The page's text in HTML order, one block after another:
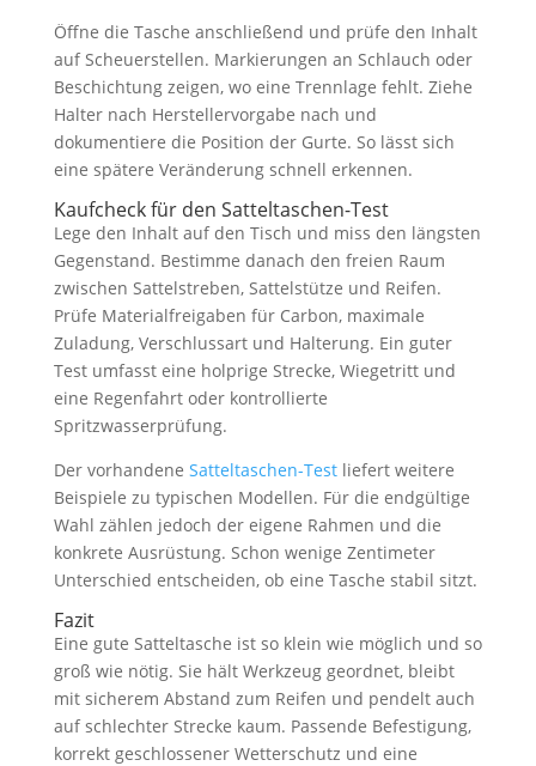
Öffne die Tasche anschließend und prüfe den Inhalt
auf Scheuerstellen. Markierungen an Schlauch oder
Beschichtung zeigen, wo eine Trennlage fehlt. Ziehe
Halter nach Herstellervorgabe nach und
dokumentiere die Position der Gurte. So lässt sich
eine spätere Veränderung schnell erkennen.
Kaufcheck für den Satteltaschen-Test
Lege den Inhalt auf den Tisch und miss den längsten
Gegenstand. Bestimme danach den freien Raum
zwischen Sattelstreben, Sattelstütze und Reifen.
Prüfe Materialfreigaben für Carbon, maximale
Zuladung, Verschlussart und Halterung. Ein guter
Test umfasst eine holprige Strecke, Wiegetritt und
eine Regenfahrt oder kontrollierte
Spritzwasserprüfung.
Der vorhandene Satteltaschen-Testliefert weitere
Beispiele zu typischen Modellen. Für die endgültige
Wahl zählen jedoch der eigene Rahmen und die
konkrete Ausrüstung. Schon wenige Zentimeter
Unterschied entscheiden, ob eine Tasche stabil sitzt.
Fazit
Eine gute Satteltasche ist so klein wie möglich und so
groß wie nötig. Sie hält Werkzeug geordnet, bleibt
mit sicherem Abstand zum Reifen und pendelt auch
auf schlechter Strecke kaum. Passende Befestigung,
korrekt geschlossener Wetterschutz und eine